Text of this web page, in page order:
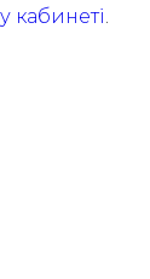
кабинеті.